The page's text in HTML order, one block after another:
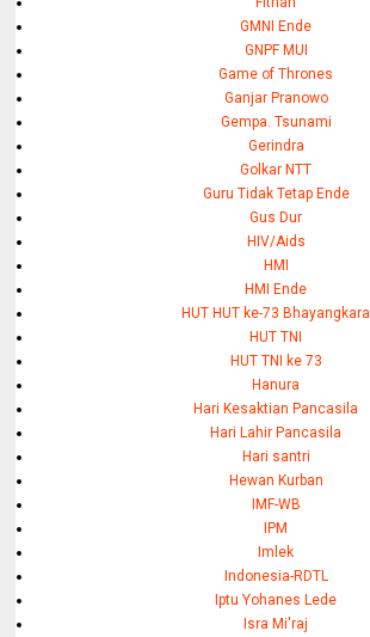
GMNI Ende
GNPF MUI
Game of Thrones
Ganjar Pranowo
Gempa. Tsunami
Gerindra
Golkar NTT
Guru Tidak Tetap Ende
Gus Dur
HIV/Aids
HMI
HMI Ende
HUT HUT ke-73 Bhayangkara
HUT TNI
HUT TNI ke 73
Hanura
Hari Kesaktian Pancasila
Hari Lahir Pancasila
Hari santri
Hewan Kurban
IMF-WB
IPM
Imlek
Indonesia-RDTL
Iptu Yohanes Lede
Isra Mi'raj